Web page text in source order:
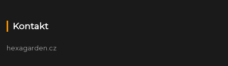
Kontakt
hexagarden.cz